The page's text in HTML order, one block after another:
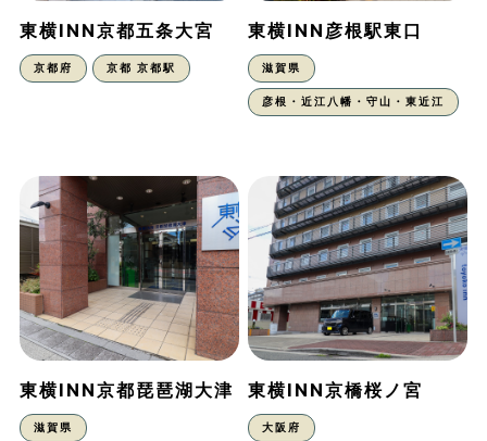
東横INN京都五条大宮
京都府 京都 京都駅
東横INN彦根駅東口
滋賀県
彦根・近江八幡・守山・東近江
東横INN京都琵琶湖大津
滋賀県
東横INN京橋桜ノ宮
大阪府